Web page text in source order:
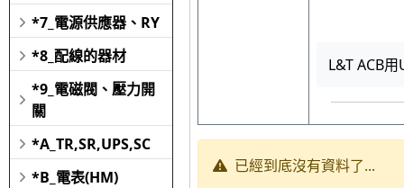
*7_電源供應器、RY
*8_配線的器材
*9_電磁閥、壓力開
關
*A_TR,SR,UPS,SC
*B_電表(HM)
L&T ACB
已經到底沒有資料了...